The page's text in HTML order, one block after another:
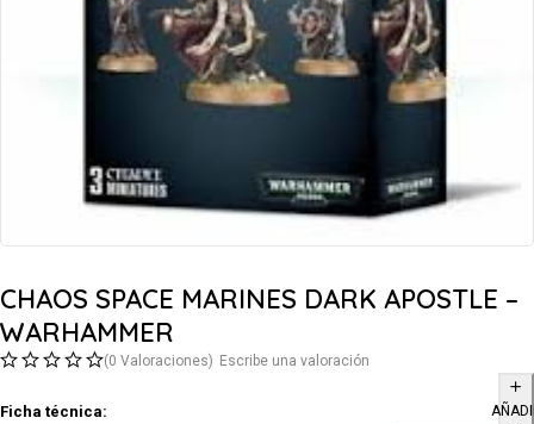
CHAOS SPACE MARINES DARK APOSTLE –
WARHAMMER
(0 Valoraciones) Escribe una valoración
Ficha técnica: